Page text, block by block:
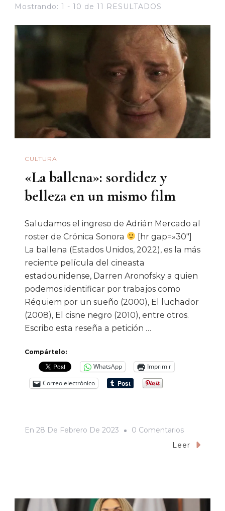
Mostrando: 1 - 10 de 11 RESULTADOS
CULTURA
«La ballena»: sordidez y
belleza en un mismo film
Saludamos el ingreso de Adrián Mercado al
roster de Crónica Sonora
[hr gap=»30″]
La ballena (Estados Unidos, 2022), es la más
reciente película del cineasta
estadounidense, Darren Aronofsky a quien
podemos identificar por trabajos como
Réquiem por un sueño (2000), El luchador
(2008), El cisne negro (2010), entre otros.
Escribo esta reseña a petición …
Compártelo:
WhatsApp
Imprimir
Correo electrónico
En 28 De Febrero De 2023 0 ComentariosEn
«La
Leer